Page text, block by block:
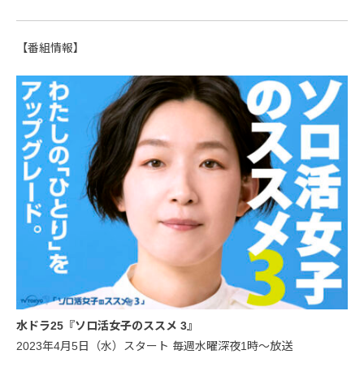
【番組情報】
水ドラ25『ソロ活女子のススメ 3』
2023年4月5日（水）スタート 毎週水曜深夜1時〜放送